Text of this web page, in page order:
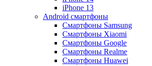
iPhone 13
Android cмартфоны
Смартфоны Samsung
Смартфоны Xiaomi
Смартфоны Google
Смартфоны Realme
Смартфоны Huawei